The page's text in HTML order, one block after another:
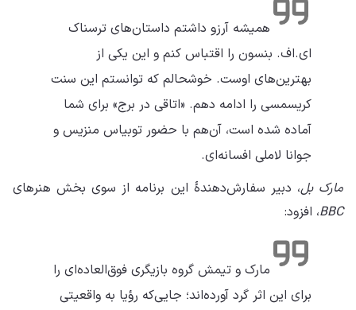
همیشه آرزو داشتم داستان‌های ترسناک
ای.اف. بنسون را اقتباس کنم و این یکی از
بهترین‌های اوست. خوشحالم که توانستم این سنت
کریسمسی را ادامه دهم. «اتاقی در برج» برای شما
آماده شده است، آن‌هم با حضور توبیاس منزیس و
جوانا لاملی افسانه‌ای.
مارک بل، دبیر سفارش‌دهندهٔ این برنامه از سوی بخش هنرهای
BBC، افزود:
مارک و تیمش گروه بازیگری فوق‌العاده‌ای را
برای این اثر گرد آورده‌اند؛ جایی‌که رؤیا به واقعیتی